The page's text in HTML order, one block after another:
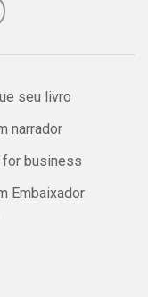
seu livro
narrador
for business
Embaixador